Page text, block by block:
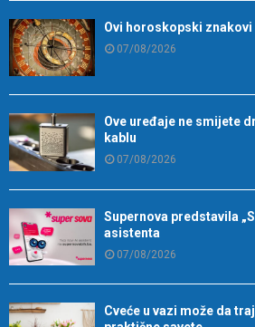
Ovi horoskopski znakovi
07/08/2026
Ove uređaje ne smijete
kablu
07/08/2026
Supernova predstavila
asistenta
07/08/2026
Cveće u vazi može da